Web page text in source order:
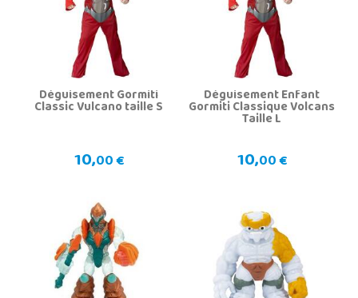
Déguisement Gormiti
Classic Vulcano taille S
10,00 €
Déguisement Enfant
Gormiti Classique Volcans
Taille L
10,00 €